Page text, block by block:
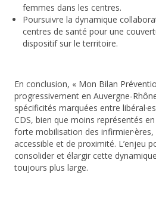
femmes dans les centres.
Poursuivre la dynamique
centres de santé pour une
dispositif sur le territoire.
En conclusion, « Mon Bilan
progressivement en Auvergne-
spécificités marquées entre
CDS, bien que moins représentés
forte mobilisation des infirmier·ères,
accessible et de proximité. L’enjeu
consolider et élargircette
toujours plus large.